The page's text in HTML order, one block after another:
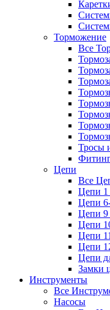
Торможение
Все
Тросы
Цепи
Все
Цепи 1
Цепи
Цепи 9
Цепи
Цепи
Цепи
Цепи
Замки
Инструменты
Все
Насосы